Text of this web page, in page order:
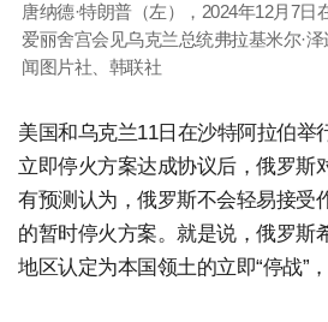
唐纳德·特朗普（左），2024年12月7
爱丽舍宫会见乌克兰总统弗拉基米尔·
闻图片社、韩联社
美国和乌克兰11日在沙特阿拉伯举
立即停火方案达成协议后，俄罗斯
有预测认为，俄罗斯不会轻易接受
的暂时停火方案。就是说，俄罗斯
地区认定为本国领土的立即“停战”